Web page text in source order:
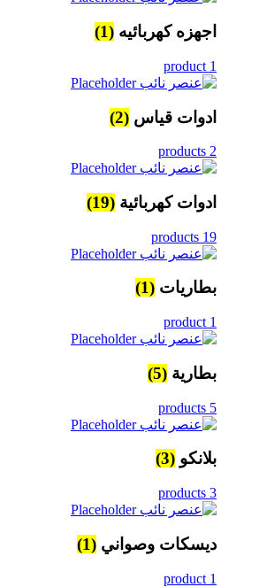
اجهزه كهربائيه (1)
1 product
ادوات قياس (2)
2 products
ادوات كهربائية (19)
19 products
بطاريات (1)
1 product
بطارية (5)
5 products
بلانكو (3)
3 products
ديسكات وصواني (1)
1 product